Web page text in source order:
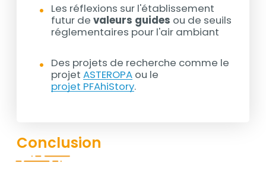
Les réflexions sur l'établissement
futur devaleurs guides ou de seuils
réglementaires pour l'air ambiant
Des projets de recherche comme le
projetASTEROPA ou le
projet PFAhiStory.
Conclusion